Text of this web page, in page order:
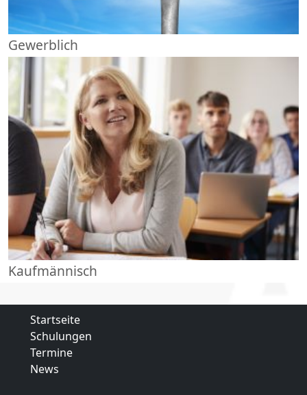
Gewerblich
Kaufmännisch
Startseite
Schulungen
Termine
News